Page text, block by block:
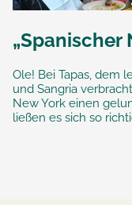
„Spanischer
Ole! Bei Tapas, dem
und Sangria
New York einen
ließen es sich so